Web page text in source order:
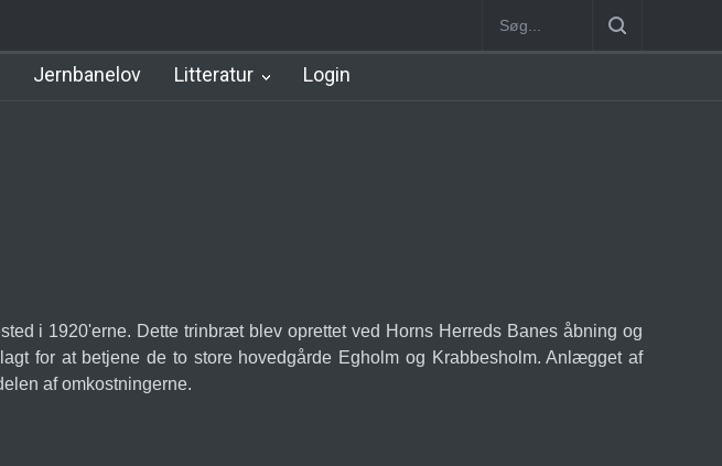
Nørrebro B Station [1886-1930] Nørrebro A Station
Jernbanelov Litteratur Login
i 1920'erne. Dette trinbræt blev oprettet ved Horns Herreds Banes åbning og
for at betjene de to store hovedgårde Egholm og Krabbesholm. Anlægget af
af omkostningerne.